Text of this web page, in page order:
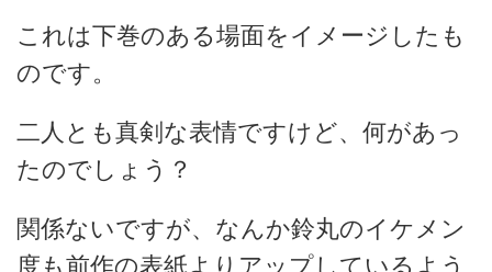
これは下巻のある場面をイメージしたも
のです。
二人とも真剣な表情ですけど、何があっ
たのでしょう？
関係ないですが、なんか鈴丸のイケメン
度も前作の表紙よりアップしているよう